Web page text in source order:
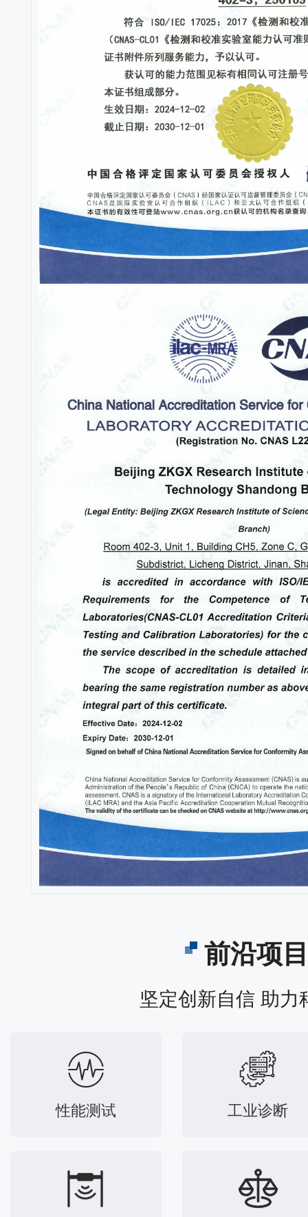
前沿项目
坚定创新自信 助力
性能测试 工业诊断